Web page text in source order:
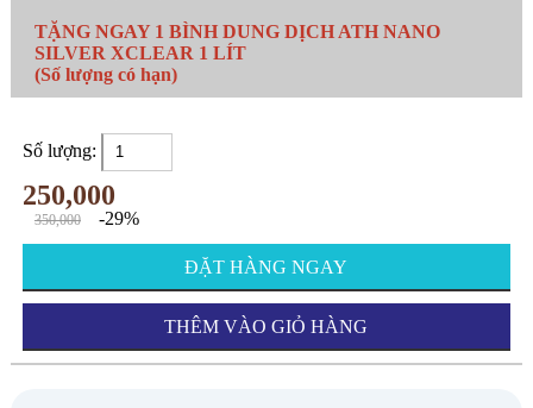
TẶNG NGAY 1 BÌNH DUNG DỊCH ATH NANO
SILVER XCLEAR 1 LÍT
(Số lượng có hạn)
Số lượng:
250,000
350,000 -29%
ĐẶT HÀNG NGAY
THÊM VÀO GIỎ HÀNG